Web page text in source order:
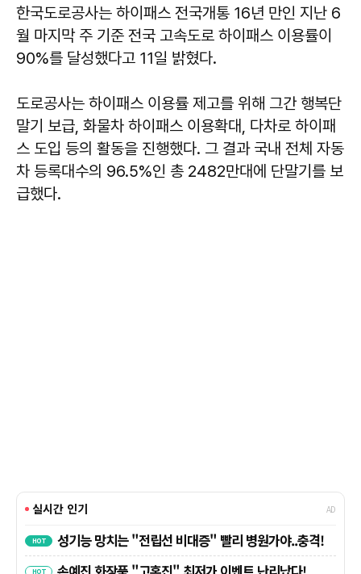
한국도로공사는 하이패스 전국개통 16년 만인 지난 6
월 마지막 주 기준 전국 고속도로 하이패스 이용률이
90%를 달성했다고 11일 밝혔다.
도로공사는 하이패스 이용률 제고를 위해 그간 행복단
말기 보급, 화물차 하이패스 이용확대, 다차로 하이패
스 도입 등의 활동을 진행했다. 그 결과 국내 전체 자동
차 등록대수의 96.5%인 총 2482만대에 단말기를 보
급했다.